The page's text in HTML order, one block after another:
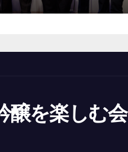
醸を楽しむ会